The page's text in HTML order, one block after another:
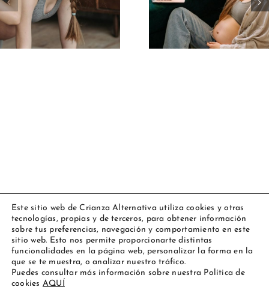
qué evitar
para cuidar tu
salud y la de
cirugía
extraer al
Copyright 2023 Amarsupiel | Aviso legal | Política de cookies
Todos los derechos reservados
FacebookInstagramYouTubePersonalizado
Este sitio web de Crianza Alternativa utiliza cookies y otras
tecnologías, propias y de terceros, para obtener información
sobre tus preferencias, navegación y comportamiento en este
sitio web. Esto nos permite proporcionarte distintas
funcionalidades en la página web, personalizar la forma en la
que se te muestra, o analizar nuestro tráfico.
Puedes consultar más información sobre nuestra Política de
cookies AQUÍ